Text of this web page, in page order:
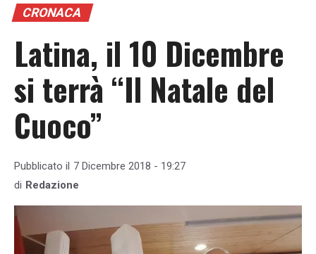
CRONACA
Latina, il 10 Dicembre
si terrà “Il Natale del
Cuoco”
Pubblicato il 7 Dicembre 2018 - 19:27
di Redazione